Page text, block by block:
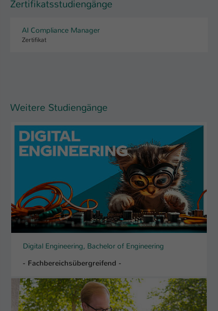
Zertifikatsstudiengänge
AI Compliance Manager
Zertifikat
Weitere Studiengänge
Digital Engineering, Bachelor of Engineering
- Fachbereichsübergreifend -